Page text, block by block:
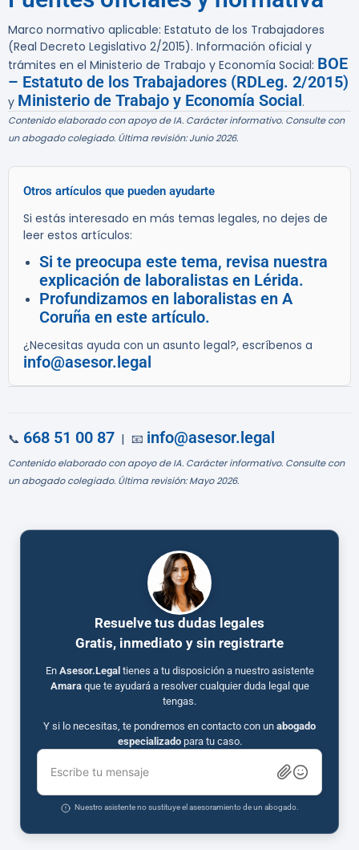
Marco normativo aplicable: Estatuto de los Trabajadores
(Real Decreto Legislativo 2/2015). Información oficial y
trámites en el Ministerio de Trabajo y Economía Social: BOE
– Estatuto de los Trabajadores (RDLeg. 2/2015)
y Ministerio de Trabajo y Economía Social.
Contenido elaborado con apoyo de IA. Carácter informativo. Consulte con
un abogado colegiado. Última revisión: Junio 2026.
Otros artículos que pueden ayudarte
Si estás interesado en más temas legales, no dejes de
leer estos artículos:
Si te preocupa este tema, revisa nuestra
explicación de laboralistas en Lérida.
Profundizamos en laboralistas en A
Coruña en este artículo.
¿Necesitas ayuda con un asunto legal?, escríbenos a
info@asesor.legal
📞 668 51 00 87 | 📧 info@asesor.legal
Contenido elaborado con apoyo de IA. Carácter informativo. Consulte con
un abogado colegiado. Última revisión: Mayo 2026.
Resuelve tus dudas legales
Gratis, inmediato y sin registrarte
En Asesor.Legal tienes a tu disposición a nuestro asistente
Amaraque te ayudará a resolver cualquier duda legal que
tengas.
Y si lo necesitas, te pondremos en contacto con un abogado
especializadopara tu caso.
Escribe tu mensaje
Nuestro asistente no sustituye el asesoramiento de un abogado.